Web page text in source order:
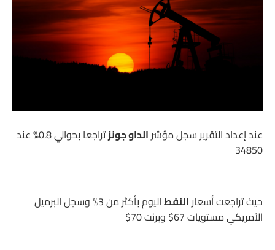
عند إعداد التقرير سجل مؤشر الداو جونز
تراجعا بحوالي 0.8% عند
34850
حيث تراجعت أسعار النفط
اليوم بأكثر من 3% وسجل البرميل
الأمريكي مستويات 67$ وبرنت 70$